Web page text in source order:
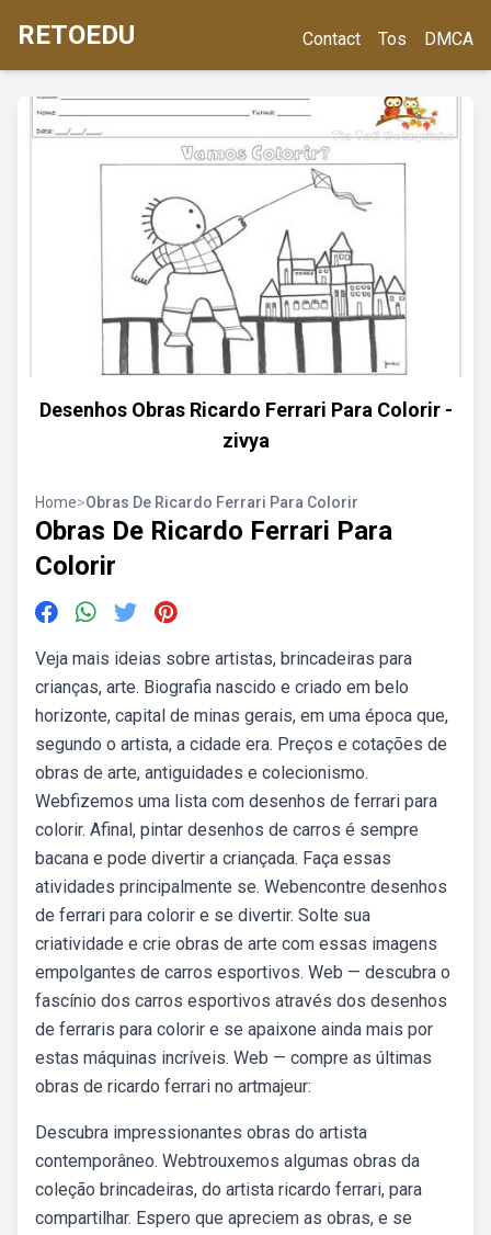
RETOEDU Contact Tos DMCA
Desenhos Obras Ricardo Ferrari Para Colorir -
zivya
Home>Obras De Ricardo Ferrari Para Colorir
Obras De Ricardo Ferrari Para
Colorir
Veja mais ideias sobre artistas, brincadeiras para
crianças, arte. Biografia nascido e criado em belo
horizonte, capital de minas gerais, em uma época que,
segundo o artista, a cidade era. Preços e cotações de
obras de arte, antiguidades e colecionismo.
Webfizemos uma lista com desenhos de ferrari para
colorir. Afinal, pintar desenhos de carros é sempre
bacana e pode divertir a criançada. Faça essas
atividades principalmente se. Webencontre desenhos
de ferrari para colorir e se divertir. Solte sua
criatividade e crie obras de arte com essas imagens
empolgantes de carros esportivos. Web — descubra o
fascínio dos carros esportivos através dos desenhos
de ferraris para colorir e se apaixone ainda mais por
estas máquinas incríveis. Web — compre as últimas
obras de ricardo ferrari no artmajeur:
Descubra impressionantes obras do artista
contemporâneo. Webtrouxemos algumas obras da
coleção brincadeiras, do artista ricardo ferrari, para
compartilhar. Espero que apreciem as obras, e se